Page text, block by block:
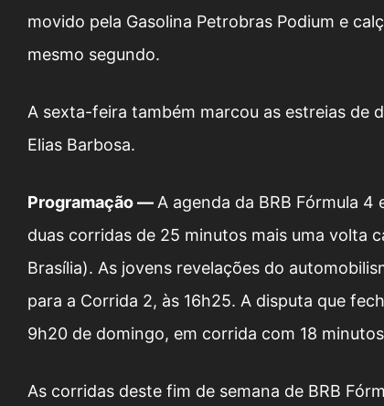
movido pela Gasolina Petrobras Podium e
mesmo segundo.
A sexta-feira também marcou as estreias de
Elias Barbosa.
Programação — A agenda da BRB Fórmula
duas corridas de 25 minutos mais uma volta
Brasília). As jovens revelações do
para a Corrida 2, às 16h25. A disputa que
9h20 de domingo, em corrida com 18
As corridas deste fim de semana de BRB